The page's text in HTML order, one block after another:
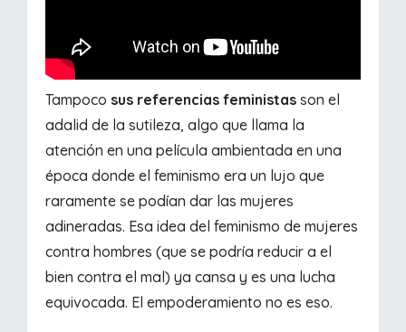
Tampoco sus referencias feministas son el
adalid de la sutileza, algo que llama la
atención en una película ambientada en una
época donde el feminismo era un lujo que
raramente se podían dar las mujeres
adineradas. Esa idea del feminismo de mujeres
contra hombres (que se podría reducir a el
bien contra el mal) ya cansa y es una lucha
equivocada. El empoderamiento no es eso.